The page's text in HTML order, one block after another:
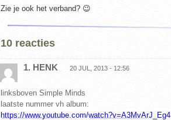
Zie je ook het verband? 😉
10 reacties
1. HENK 20 JUL, 2013 - 12:56
linksboven Simple Minds
laatste nummer vh album:
https://www.youtube.com/watch?v=A3MvArJ_Eg4